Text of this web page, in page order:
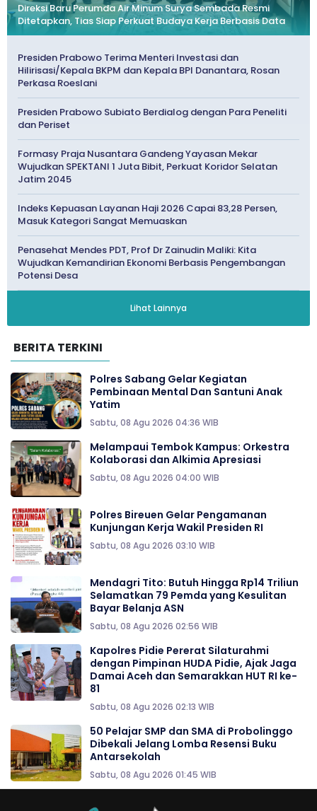
Direksi Baru Perumda Air Minum Surya Sembada Resmi
Ditetapkan, Tias Siap Perkuat Budaya Kerja Berbasis Data
Presiden Prabowo Terima Menteri Investasi dan
Hilirisasi/Kepala BKPM dan Kepala BPI Danantara, Rosan
Perkasa Roeslani
Presiden Prabowo Subiato Berdialog dengan Para Peneliti
dan Periset
Formasy Praja Nusantara Gandeng Yayasan Mekar
Wujudkan SPEKTANI 1 Juta Bibit, Perkuat Koridor Selatan
Jatim 2045
Indeks Kepuasan Layanan Haji 2026 Capai 83,28 Persen,
Masuk Kategori Sangat Memuaskan
Penasehat Mendes PDT, Prof Dr Zainudin Maliki: Kita
Wujudkan Kemandirian Ekonomi Berbasis Pengembangan
Potensi Desa
Lihat Lainnya
BERITA TERKINI
Polres Sabang Gelar Kegiatan
Pembinaan Mental Dan Santuni Anak
Yatim
Sabtu, 08 Agu 2026 04:36 WIB
Melampaui Tembok Kampus: Orkestra
Kolaborasi dan Alkimia Apresiasi
Sabtu, 08 Agu 2026 04:00 WIB
Polres Bireuen Gelar Pengamanan
Kunjungan Kerja Wakil Presiden RI
Sabtu, 08 Agu 2026 03:10 WIB
Mendagri Tito: Butuh Hingga Rp14 Triliun
Selamatkan 79 Pemda yang Kesulitan
Bayar Belanja ASN
Sabtu, 08 Agu 2026 02:56 WIB
‎‎Kapolres Pidie Pererat Silaturahmi
dengan Pimpinan HUDA Pidie, Ajak Jaga
Damai Aceh dan Semarakkan HUT RI ke-
81
Sabtu, 08 Agu 2026 02:13 WIB
50 Pelajar SMP dan SMA di Probolinggo
Dibekali Jelang Lomba Resensi Buku
Antarsekolah
Sabtu, 08 Agu 2026 01:45 WIB